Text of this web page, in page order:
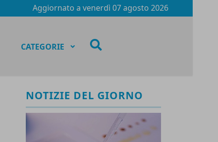
Aggiornato a venerdì 07 agosto 2026
CATEGORIE
NOTIZIE DEL GIORNO